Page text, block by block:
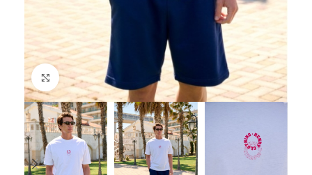
Click to enlarge